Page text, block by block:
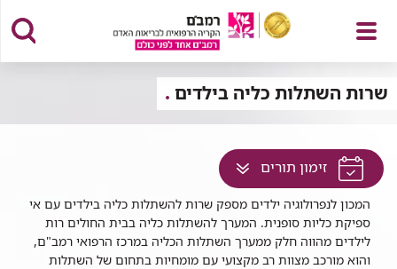
פתח
תפריט
שרות השתלות כליה בילדים
זימון תוריםלחץ
למעבר
לתוכן
זה
בדף
המכון לנפרולוגיה ילדים מספק שרות להשתלות כליה בילדים עם אי
ספיקת כליות סופנית. המערך להשתלות כליה בבית החולים רות
לילדים מהווה חלק ממערך השתלות הכליה במרכז הרפואי רמב"ם,
והוא מורכב מצוות רב מקצועי עם מומחיות בתחום של השתלות